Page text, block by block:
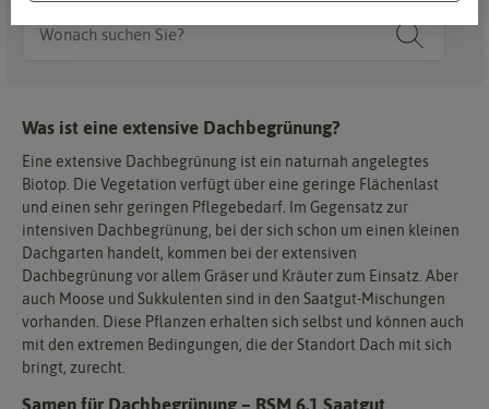
Was ist eine extensive Dachbegrünung?
Eine extensive Dachbegrünung ist ein naturnah angelegtes
Biotop. Die Vegetation verfügt über eine geringe Flächenlast
und einen sehr geringen Pflegebedarf. Im Gegensatz zur
intensiven Dachbegrünung, bei der sich schon um einen kleinen
Dachgarten handelt, kommen bei der extensiven
Dachbegrünung vor allem Gräser und Kräuter zum Einsatz. Aber
auch Moose und Sukkulenten sind in den Saatgut-Mischungen
vorhanden. Diese Pflanzen erhalten sich selbst und können auch
mit den extremen Bedingungen, die der Standort Dach mit sich
bringt, zurecht.